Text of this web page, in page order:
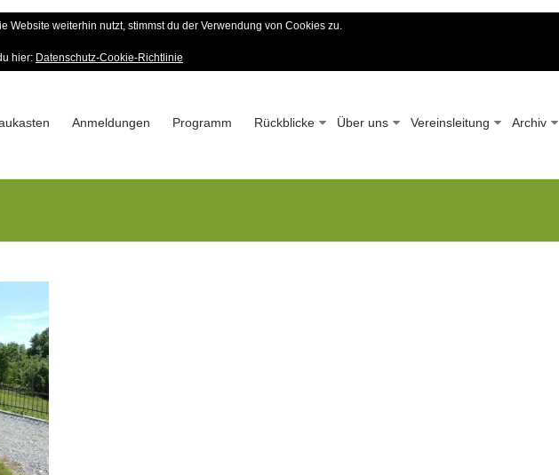
Wald-Verein
– Seit 1963
Anmeldungen Programm Rückblicke Über uns Vereinsleitung Archiv
Website weiterhin nutzt, stimmst du der Verwendung von Cookies zu.
hier: Datenschutz-Cookie-Richtlinie